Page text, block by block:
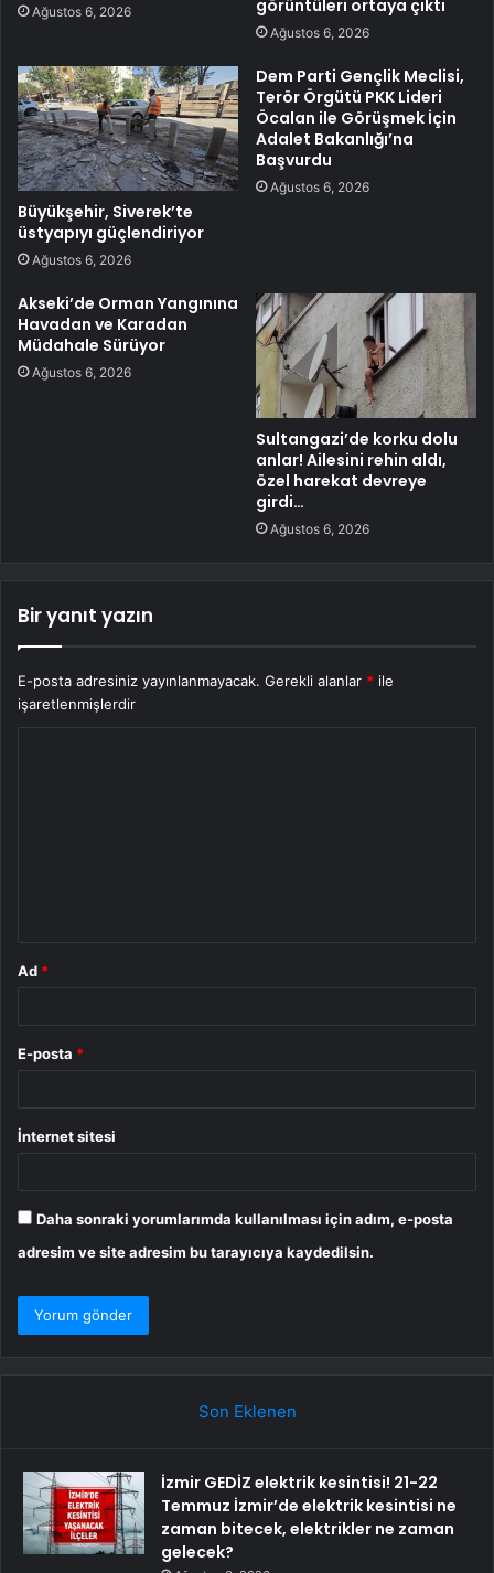
Ağustos 6, 2026 görüntüleri ortaya çıktı
Ağustos 6, 2026
Büyükşehir, Siverek’te
üstyapıyı güçlendiriyor
Ağustos 6, 2026
Dem Parti Gençlik Meclisi,
Terör Örgütü PKK Lideri
Öcalan ile Görüşmek İçin
Adalet Bakanlığı’na
Başvurdu
Ağustos 6, 2026
Akseki’de Orman Yangınına
Havadan ve Karadan
Müdahale Sürüyor
Ağustos 6, 2026
Sultangazi’de korku dolu
anlar! Ailesini rehin aldı,
özel harekat devreye
girdi…
Ağustos 6, 2026
Bir yanıt yazın
E-posta adresiniz yayınlanmayacak. Gerekli alanlar * ile
işaretlenmişlerdir
Ad *
E-posta *
İnternet sitesi
Daha sonraki yorumlarımda kullanılması için adım, e-posta
adresim ve site adresim bu tarayıcıya kaydedilsin.
Son Eklenen
İzmir GEDİZ elektrik kesintisi! 21-22
Temmuz İzmir’de elektrik kesintisi ne
zaman bitecek, elektrikler ne zaman
gelecek?